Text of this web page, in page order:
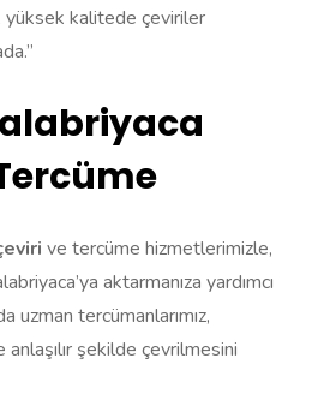
yüksek kalitede çeviriler
ve tercüme hizmetlerimizle,
aktarmanıza yardımcı
uzman tercümanlarımız,
şekilde çevrilmesini